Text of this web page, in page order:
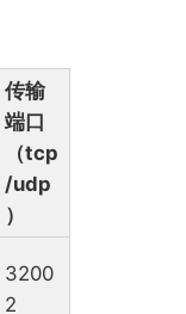
传输
端口
（tcp
/udp
）
3200
2